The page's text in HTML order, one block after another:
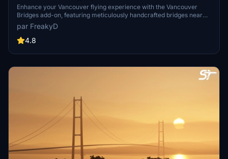
Enhance your Vancouver flying experience with the Vancouver
Bridges add-on, featuring meticulously handcrafted bridges near
CYVR. This update (V2.01.1) includes corrected textures, new PBR
textures, and improved blender models for a more realistic
simulation of Vancouver, BC Canada. Explore iconic bridges like
detail.
par FreakyD
4.8